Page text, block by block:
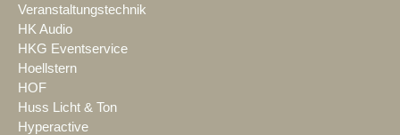
Veranstaltungstechnik
HK Audio
HKG Eventservice
Hoellstern
HOF
Huss Licht & Ton
Hyperactive